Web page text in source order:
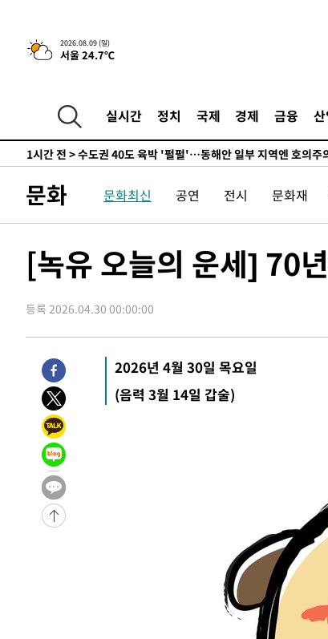
2026.08.09 (일)
서울 24.7℃
실시간 정치 국제 경제 금융
래 44.56%
-1927초 전 >[속보]與 대표 경선 제주·인천 당원투표…金
宋 10.17%
-1461초 전 > 이강인 "아틀레티코 이적 기뻐…등번호 7번 의미보
1시간 전 >낮 최고 35도 '무더위'…동해안 시간당 30㎜ '강한 비
[속보]이강인 "감독님이 원하는 마음 느꼈고, 많은 트로
티코 이적"
1시간 전 >수도권 40도 육박 '펄펄'…동해안 일부 지역엔 호의주
3시간 전 >
강릉에 시간당 81.4㎜ 물폭탄…도로 잠기고 담벼락
4시간 전 >백운산서 80년근 천종산삼 9뿌리 발견…감정가 1.3억
5시간 전 >남자 농구, 나고야 아시안게임서 '홈팀' 일본과 한일전
7시간 전 >극한폭염 한풀 꺾이지만…'낮 최고 35도' 무더위, 열대
8시간 전 >축구협회 "압수수색·성접대 논란 사과…쇄신의 기회
8시간 전 >
[속보]'압수수색·성접대 논란' 축구협회 "실망과 걱정
11시간 전 >
'최고 37도' 폭염 지속…강원동해안 최대 150㎜ 비
13시간 전 >
[속보]뉴욕증시 상승 마감…S&P 0.6% 나스닥
-11665초 전 >
-2712초 전 >
민수·김용 순
-2665초 전 >
래 44.56%
-1947초 전 >
[속보]與 대표 경선 제주·인천 당원투표…金
宋 10.17%
-1481초 전 >
이강인 "아틀레티코 이적 기뻐…등번호 7번 의미
[속보]與 당대표 경선, 제주·인천 권리당원 투표 김
낮 최고 35도 '무더위'…동해안 시간당 30㎜ '강한 비'[
[속보]이강인 "감독님이 원하는 마음 느꼈고, 많은 트로
수도권 40도 육박 '펄펄'…동해안 일부 지역엔 호의주
온열질환 사망자 3명 늘어…누적 환자 3000명 돌파
문화 문화최신 공연 전시 문화재
[녹유 오늘의 운세] 70
등록 2026.04.30 00:00:00
2026년 4월 30일 목요일
(음력 3월 14일 갑술)